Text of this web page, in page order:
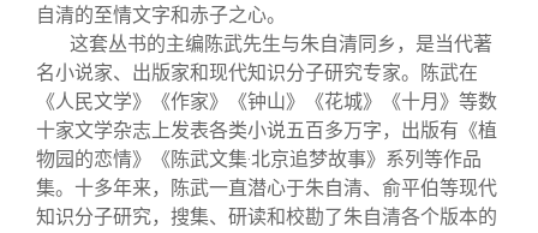
自清的至情文字和赤子之心。
这套丛书的主编陈武先生与朱自清同乡，是当代著
名小说家、出版家和现代知识分子研究专家。陈武在
《人民文学》《作家》《钟山》《花城》《十月》等数
十家文学杂志上发表各类小说五百多万字，出版有《植
物园的恋情》《陈武文集·北京追梦故事》系列等作品
集。十多年来，陈武一直潜心于朱自清、俞平伯等现代
知识分子研究，搜集、研读和校勘了朱自清各个版本的